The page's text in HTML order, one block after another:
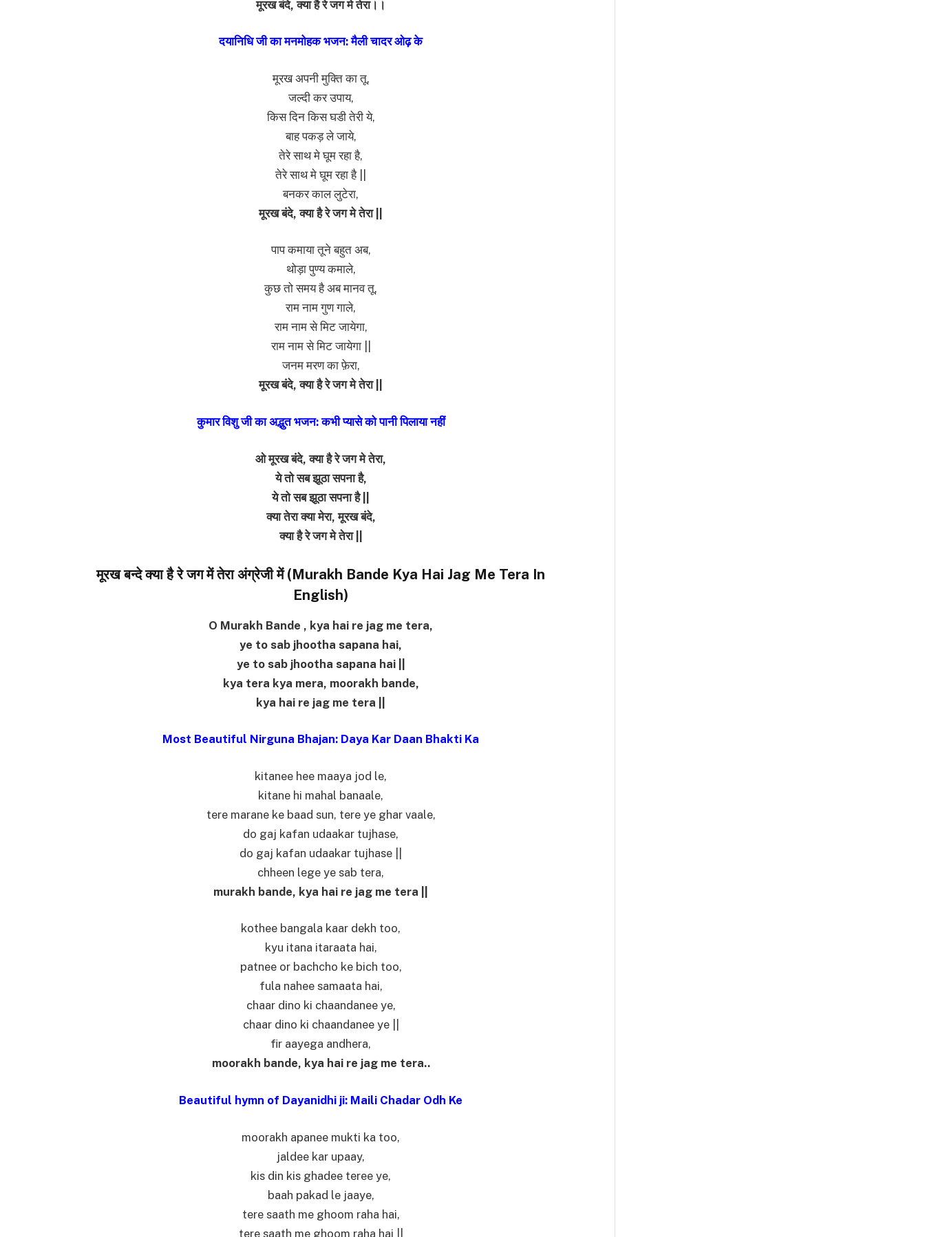
मूरख बंदे, क्या है रे जग मे तेरा।।
दयानिधि जी का मनमोहक भजन: मैली चादर ओढ़ के
मूरख अपनी मुक्ति का तू,
जल्दी कर उपाय,
किस दिन किस घडी तेरी ये,
बाह पकड़ ले जाये,
तेरे साथ मे घूम रहा है,
तेरे साथ मे घूम रहा है ||
बनकर काल लुटेरा,
मूरख बंदे, क्या है रे जग मे तेरा ||
पाप कमाया तूने बहुत अब,
थोड़ा पुण्य कमाले,
कुछ तो समय है अब मानव तू,
राम नाम गुण गाले,
राम नाम से मिट जायेगा,
राम नाम से मिट जायेगा ||
जनम मरण का फ़ेरा,
मूरख बंदे, क्या है रे जग मे तेरा ||
कुमार विशु जी का अद्भुत भजन: कभी प्यासे को पानी पिलाया नहीं
ओ मूरख बंदे, क्या है रे जग मे तेरा,
ये तो सब झूठा सपना है,
ये तो सब झूठा सपना है ||
क्या तेरा क्या मेरा, मूरख बंदे,
क्या है रे जग मे तेरा ||
मूरख बन्दे क्या है रे जग में तेरा अंग्रेजी में (Murakh Bande Kya Hai Jag Me Tera In
English)
O Murakh Bande , kya hai re jag me tera,
ye to sab jhootha sapana hai,
ye to sab jhootha sapana hai ||
kya tera kya mera, moorakh bande,
kya hai re jag me tera ||
Most Beautiful Nirguna Bhajan: Daya Kar Daan Bhakti Ka
kitanee hee maaya jod le,
kitane hi mahal banaale,
tere marane ke baad sun, tere ye ghar vaale,
do gaj kafan udaakar tujhase,
do gaj kafan udaakar tujhase ||
chheen lege ye sab tera,
murakh bande, kya hai re jag me tera ||
kothee bangala kaar dekh too,
kyu itana itaraata hai,
patnee or bachcho ke bich too,
fula nahee samaata hai,
chaar dino ki chaandanee ye,
chaar dino ki chaandanee ye ||
fir aayega andhera,
moorakh bande, kya hai re jag me tera..
Beautiful hymn of Dayanidhi ji: Maili Chadar Odh Ke
moorakh apanee mukti ka too,
jaldee kar upaay,
kis din kis ghadee teree ye,
baah pakad le jaaye,
tere saath me ghoom raha hai,
tere saath me ghoom raha hai ||